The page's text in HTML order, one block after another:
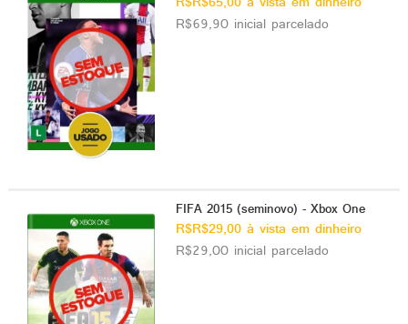
R$69,90 inicial parcelado
FIFA 2015 (seminovo) - Xbox One
R$R$29,00 à vista em dinheiro
R$29,00 inicial parcelado